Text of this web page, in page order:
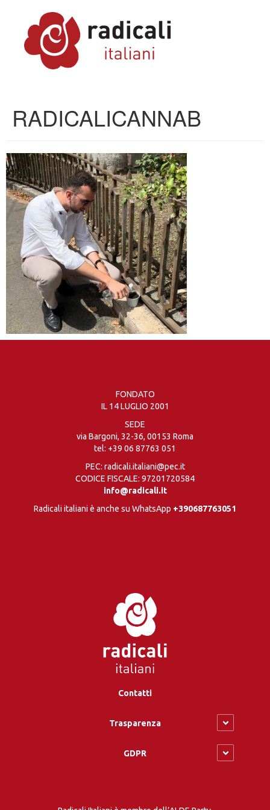
RADICALICANNAB
FONDATO
IL 14 LUGLIO 2001
SEDE
via Bargoni, 32-36, 00153 Roma
tel: +39 06 87763 051
PEC: radicali.italiani@pec.it
CODICE FISCALE: 97201720584
info@radicali.it
Radicali italiani è anche su WhatsApp +390687763051
Contatti
Trasparenza
GDPR